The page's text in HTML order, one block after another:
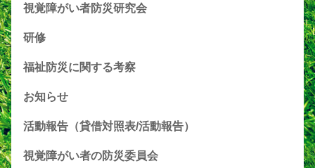
視覚障がい者防災研究会
研修
福祉防災に関する考察
お知らせ
活動報告（貸借対照表/活動報告）
視覚障がい者の防災委員会